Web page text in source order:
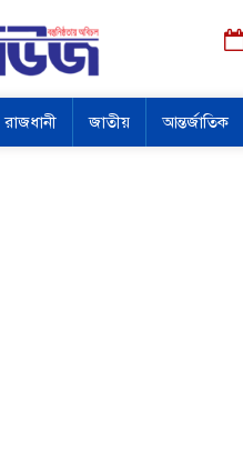
রাজধানী জাতীয় আন্তর্জাতিক